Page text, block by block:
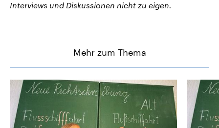
Interviews und Diskussionen nicht zu eigen.
Mehr zum Thema